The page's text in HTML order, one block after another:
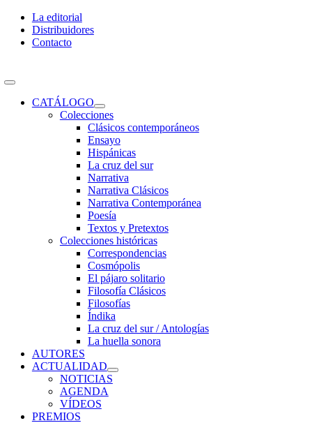
Skip
content
La editorial
Distribuidores
Contacto
Toggle
NavigationCATÁLOGO
Colecciones
Clásicos contemporáneos
Ensayo
Hispánicas
La cruz del sur
Narrativa
Narrativa Clásicos
Narrativa Contemporánea
Poesía
Textos y Pretextos
Colecciones históricas
Correspondencias
Cosmópolis
El pájaro solitario
Filosofía Clásicos
Filosofías
Índika
La cruz del sur / Antologías
La huella sonora
AUTORES
ACTUALIDAD
NOTICIAS
AGENDA
VÍDEOS
PREMIOS